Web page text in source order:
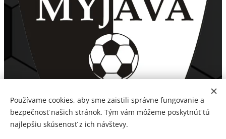
Používame cookies, aby sme zaistili správne fungovanie a
bezpečnosť našich stránok. Tým vám môžeme poskytnúť tú
najlepšiu skúsenosť z ich návštevy.